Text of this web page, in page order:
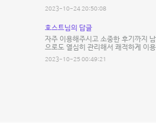
2023-10-24 20:50:08
호스트님의 답글
자주 이용해주시고 소중한 후기까지
으로도 열심히 관리해서 쾌적하게 이
2023-10-25 00:49:21